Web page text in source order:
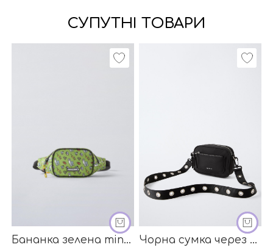
СУПУТНІ ТОВАРИ
ДОДАТИ В КОШИК
Бананка зелена minecraft від бренду ZARA
ДОДАТИ
Чорна сумка через плече від бренду ZARA